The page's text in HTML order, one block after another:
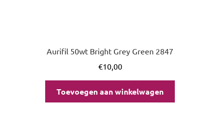
Aurifil 50wt Bright Grey Green 2847
€10,00
Toevoegen aan winkelwagen